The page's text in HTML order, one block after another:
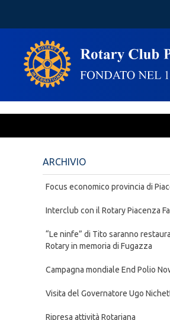
ARCHIVIO
Focus economico provincia di
Interclub con il Rotary Piacenza
“Le ninfe” di Tito saranno
Rotary in memoria di Fugazza
Campagna mondiale End Polio
Visita del Governatore Ugo
Ripresa attività Rotariana